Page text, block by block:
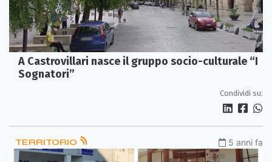
A Castrovillari nasce il gruppo socio-culturale “I
Sognatori”
Condividi su:
TERRITORIO 5 anni fa